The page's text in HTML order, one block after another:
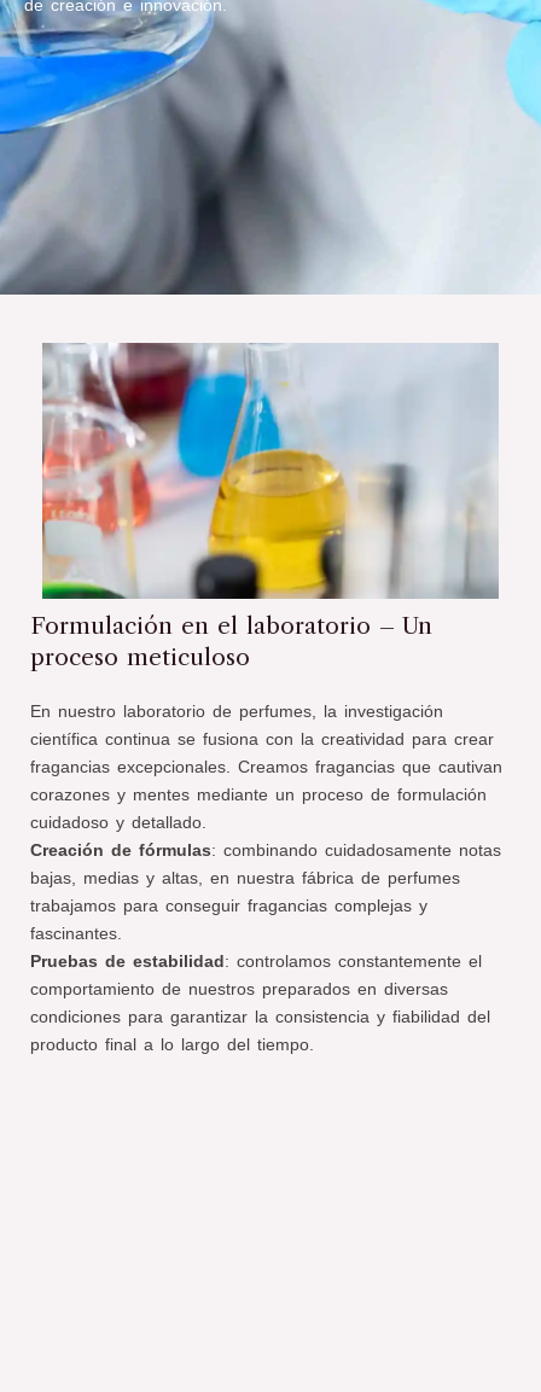
de creación e innovación.
Formulación en el laboratorio – Un
proceso meticuloso
En nuestro laboratorio de perfumes, la investigación
científica continua se fusiona con la creatividad para crear
fragancias excepcionales. Creamos fragancias que cautivan
corazones y mentes mediante un proceso de formulación
cuidadoso y detallado.
Creación de fórmulas: combinando cuidadosamente notas
bajas, medias y altas, en nuestra fábrica de perfumes
trabajamos para conseguir fragancias complejas y
fascinantes.
Pruebas de estabilidad: controlamos constantemente el
comportamiento de nuestros preparados en diversas
condiciones para garantizar la consistencia y fiabilidad del
producto final a lo largo del tiempo.